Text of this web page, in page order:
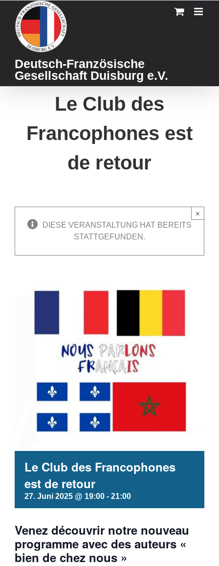
content
Deutsch-Französische
Gesellschaft Duisburg e.V.
Le Club des
Francophones est
de retour
DIESE VERANSTALTUNG HAT BEREITS
STATTGEFUNDEN.
×
Le Club des Francophones
est de retour
27. Juni 2025 @ 19:00 - 21:00
Venez découvrir notre nouveau
programme avec des auteurs «
bien de chez nous »